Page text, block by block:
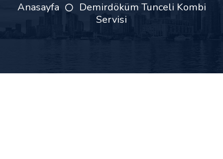
Anasayfa
Demirdöküm Tunceli Kombi
Servisi